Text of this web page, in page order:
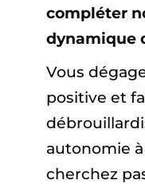
compléter
dynamique
Vous
positive et
autonomie
cherchez